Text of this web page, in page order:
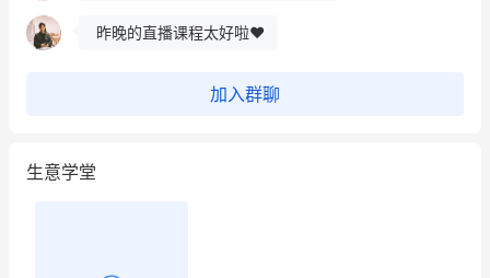
昨晚的直播课程太好啦❤️
加入群聊
生意学堂